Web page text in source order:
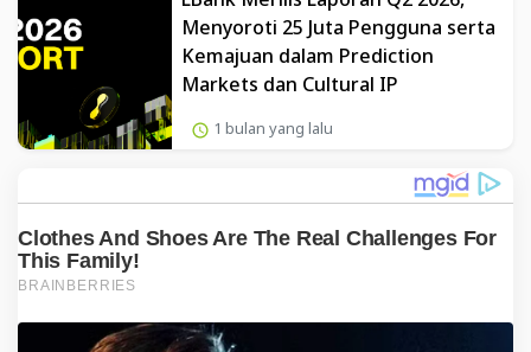
Menyoroti 25 Juta Pengguna serta
Kemajuan dalam Prediction
Markets dan Cultural IP
1 bulan yang lalu